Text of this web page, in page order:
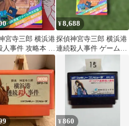
宮寺三郎 横浜港
人事件 攻略本 必
リーズケイブン
¥8,688
探偵神宮寺三郎 横浜港
連続殺人事件 ゲーム必
勝法シリーズ
¥860